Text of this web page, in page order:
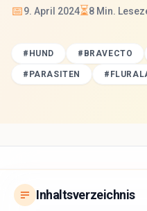
📅9. April 2024⏳8 Min.
# HUND # BRAVECTO
# PARASITEN #
Inhaltsverzeichnis